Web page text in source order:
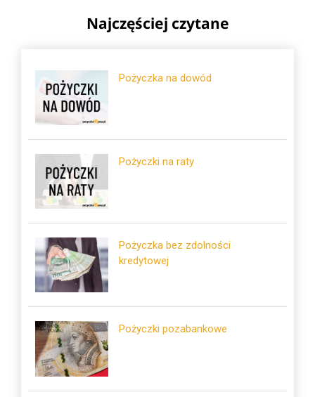
Najczęściej czytane
Pożyczka na dowód
Pożyczki na raty
Pożyczka bez zdolności
kredytowej
Pożyczki pozabankowe